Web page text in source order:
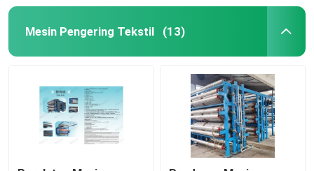
Mesin Pengering Tekstil (13)